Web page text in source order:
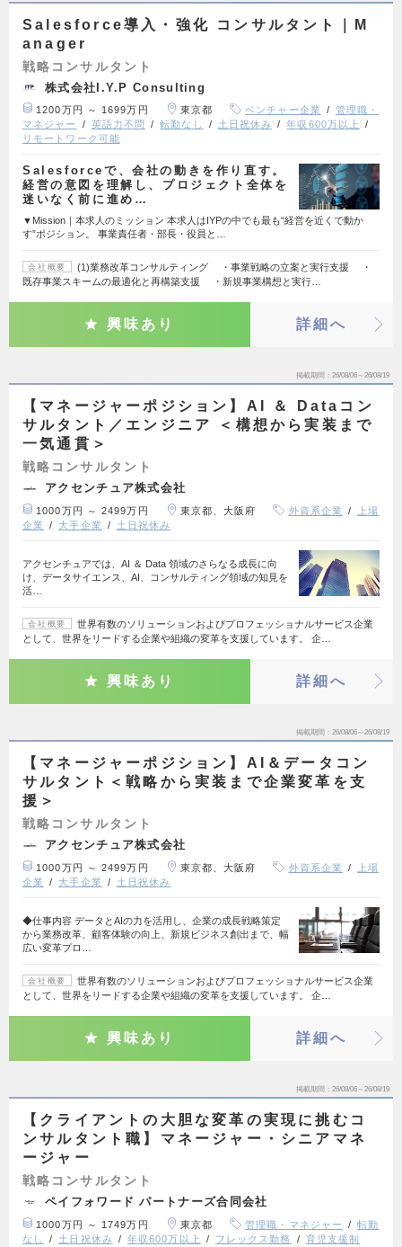
Salesforce導入・強化 コンサルタント｜M
anager
戦略コンサルタント
株式会社I.Y.P Consulting
1200万円 ～ 1699万円 東京都 ベンチャー企業
管理職・
マネジャー
英語力不問 転勤なし 土日祝休み
年収600万以上
リモートワーク可能
Salesforceで、会社の動きを作り直す。
経営の意図を理解し、プロジェクト全体を
迷いなく前に進め…
▼Mission｜本求人のミッション 本求人はIYPの中でも最も“経営を近くで動か
す”ポジション。 事業責任者・部長・役員と…
会社概要
(1)業務改革コンサルティング ・事業戦略の立案と実行支援 ・
既存事業スキームの最適化と再構築支援 ・新規事業構想と実行…
興味あり 詳細へ
掲載期間 26/08/06～26/08/19
【マネージャーポジション】AI ＆ Dataコン
サルタント／エンジニア ＜構想から実装まで
一気通貫＞
戦略コンサルタント
アクセンチュア株式会社
1000万円 ～ 2499万円 東京都、大阪府 外資系企業
上場
企業
大手企業 土日祝休み
アクセンチュアでは、AI ＆ Data 領域のさらなる成長に向
け、データサイエンス、AI、コンサルティング領域の知見を
活…
会社概要
世界有数のソリューションおよびプロフェッショナルサービス企業
として、世界をリードする企業や組織の変革を支援しています。 企…
興味あり 詳細へ
掲載期間 26/08/06～26/08/19
【マネージャーポジション】AI＆データコン
サルタント＜戦略から実装まで企業変革を支
援＞
戦略コンサルタント
アクセンチュア株式会社
1000万円 ～ 2499万円 東京都、大阪府 外資系企業
上場
企業
大手企業 土日祝休み
◆仕事内容 データとAIの力を活用し、企業の成長戦略策定
から業務改革、顧客体験の向上、新規ビジネス創出まで、幅
広い変革プロ…
会社概要
世界有数のソリューションおよびプロフェッショナルサービス企業
として、世界をリードする企業や組織の変革を支援しています。 企…
興味あり 詳細へ
掲載期間 26/08/06～26/08/19
【クライアントの大胆な変革の実現に挑むコ
ンサルタント職】マネージャー・シニアマネ
ージャー
戦略コンサルタント
ペイフォワード パートナーズ合同会社
1000万円 ～ 1749万円 東京都 管理職・マネジャー
転勤
なし
土日祝休み 年収600万以上 フレックス勤務
育児支援制